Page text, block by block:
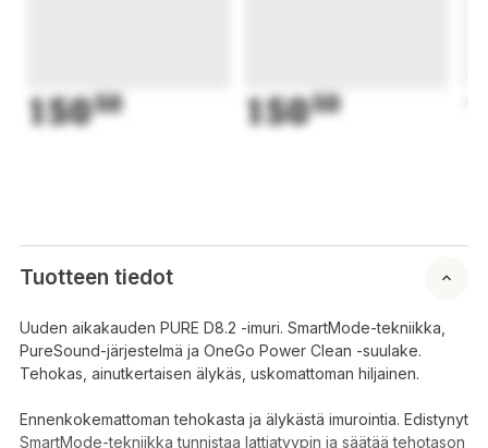
15050 15050
Tuotteen tiedot
Uuden aikakauden PURE D8.2 -imuri. SmartMode-tekniikka,
PureSound-järjestelmä ja OneGo Power Clean -suulake.
Tehokas, ainutkertaisen älykäs, uskomattoman hiljainen.
Ennenkokemattoman tehokasta ja älykästä imurointia. Edistynyt
SmartMode-tekniikka tunnistaa lattiatyypin ja säätää tehotason